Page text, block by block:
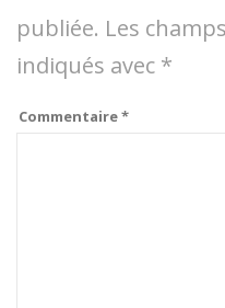
publiée. Les
indiqués avec *
Commentaire*